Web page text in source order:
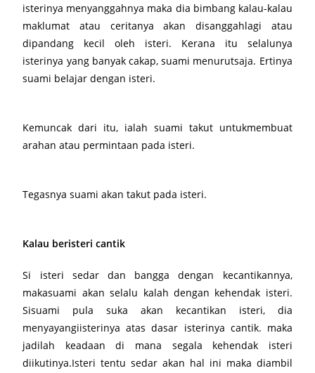
isterinya menyanggahnya maka dia bimbang kalau-kalau
maklumat atau ceritanya akan disanggahlagi atau
dipandang kecil oleh isteri. Kerana itu selalunya
isterinya yang banyak cakap, suami menurutsaja. Ertinya
suami belajar dengan isteri.
Kemuncak dari itu, ialah suami takut untukmembuat
arahan atau permintaan pada isteri.
Tegasnya suami akan takut pada isteri.
Kalau beristeri cantik
Si isteri sedar dan bangga dengan kecantikannya,
makasuami akan selalu kalah dengan kehendak isteri.
Sisuami pula suka akan kecantikan isteri, dia
menyayangiisterinya atas dasar isterinya cantik. maka
jadilah keadaan di mana segala kehendak isteri
diikutinya.Isteri tentu sedar akan hal ini maka diambil